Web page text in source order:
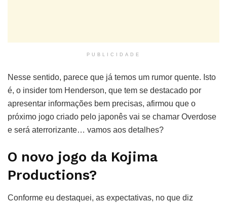
PUBLICIDADE
Nesse sentido, parece que já temos um rumor quente. Isto
é, o insider tom Henderson, que tem se destacado por
apresentar informações bem precisas, afirmou que o
próximo jogo criado pelo japonês vai se chamar Overdose
e será aterrorizante… vamos aos detalhes?
O novo jogo da Kojima
Productions?
Conforme eu destaquei, as expectativas, no que diz